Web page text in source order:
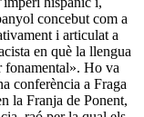
concebut com a
i articulat a
en què la llengua
fonamental». Ho va
conferència a Fraga
la Franja de Ponent,